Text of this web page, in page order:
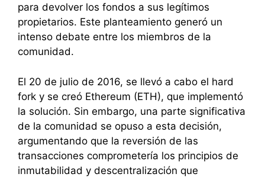
para devolver los fondos a sus legítimos
propietarios. Este planteamiento generó un
intenso debate entre los miembros de la
comunidad.
El 20 de julio de 2016, se llevó a cabo el hard
fork y se creó Ethereum (ETH), que implementó
la solución. Sin embargo, una parte significativa
de la comunidad se opuso a esta decisión,
argumentando que la reversión de las
transacciones comprometería los principios de
inmutabilidad y descentralización que